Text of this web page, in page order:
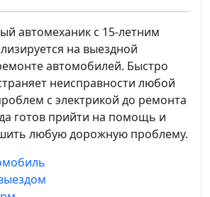
автомеханик с 15-летним
на выездной
автомобилей. Быстро
неисправности любой
с электрикой до ремонта
готов прийти на помощь и
любую дорожную проблему.